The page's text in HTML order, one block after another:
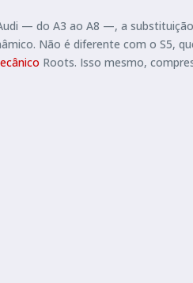
— do A3 ao A8 —, a
Não é diferente com o S5,
Roots. Isso mesmo,